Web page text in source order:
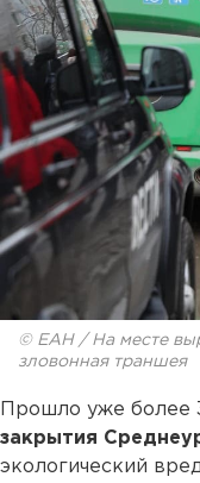
© ЕАН / На месте
зловонная траншея
Прошло уже более
закрытия
экологический